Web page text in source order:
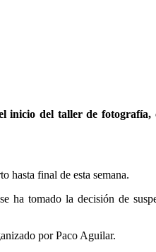
inicio del taller de
hasta final de esta semana.
tomado la decisión de
por Paco Aguilar.